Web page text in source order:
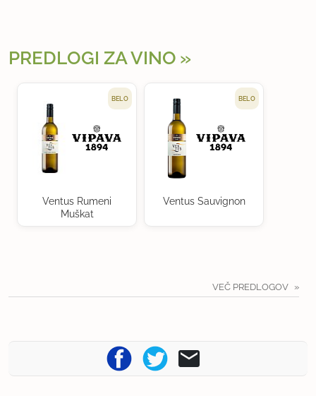
PREDLOGI ZA VINO
BELO
Ventus Rumeni
Muškat
BELO
Ventus Sauvignon
VEČ PREDLOGOV